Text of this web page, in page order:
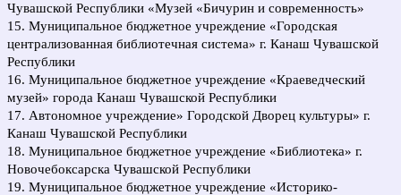
Чувашской Республики «Музей «Бичурин и современность»
15. Муниципальное бюджетное учреждение «Городская
централизованная библиотечная система» г. Канаш Чувашской
Республики
16. Муниципальное бюджетное учреждение «Краеведческий
музей» города Канаш Чувашской Республики
17. Автономное учреждение» Городской Дворец культуры» г.
Канаш Чувашской Республики
18. Муниципальное бюджетное учреждение «Библиотека» г.
Новочебоксарска Чувашской Республики
19. Муниципальное бюджетное учреждение «Историко-